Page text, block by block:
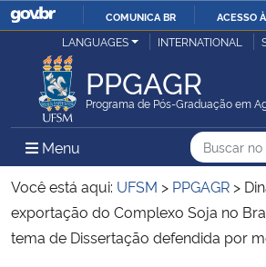
IR
COMUNICA BR ACESSO
Ministério da Justiça e Segurança Pública
Ministério da Defesa
Ministério das Relações Exteriores
Ministério da Economia
LANGUAGES INTERNATIONAL
PPGAGR
Programa de Pós-Graduação em
Menu Menu Principal do Sítio
Busca
Busca:
Você está aqui: UFSM > PPGAGR >
exportação do Complexo Soja no
tema de Dissertação defendida por